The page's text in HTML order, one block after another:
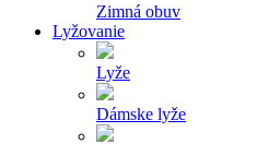
Zimná obuv
Lyžovanie
Lyže
Dámske lyže